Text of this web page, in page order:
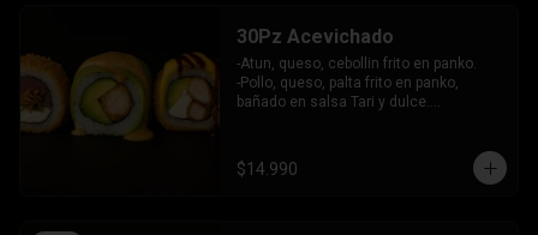
30Pz Acevichado
-Atun, queso, cebollin frito en panko.
-Pollo, queso, palta frito en panko,
bañado en salsa Tari y dulce.
INCLUYE: 3 SALSAS - 2 PALITOS
$14.990